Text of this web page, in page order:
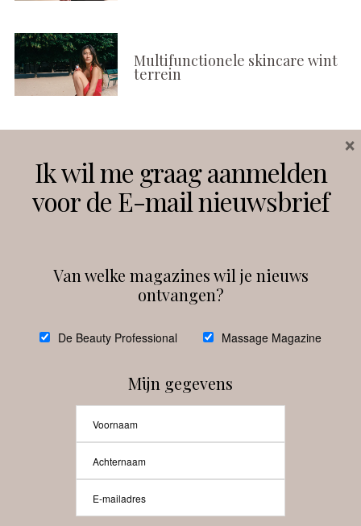
Multifunctionele skincare wint
terrein
Instagram Facebook
debeautyprofessional
Beauty-Pro.nl
Ik wil me graag aanmelden
voor de E-mail nieuwsbrief
Van welke magazines wil je nieuws
ontvangen?
De Beauty Professional Massage Magazine
Mijn gegevens
×